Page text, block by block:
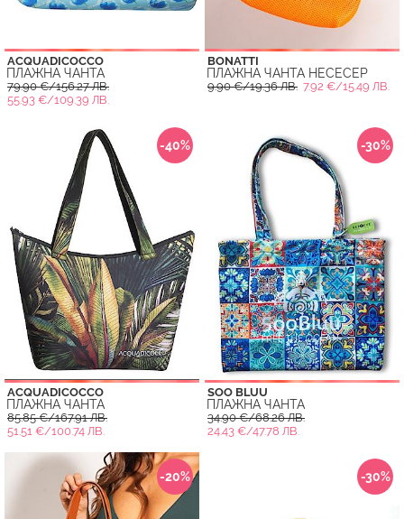
ACQUADICOCCO
ПЛАЖНА ЧАНТА
79.90 €/156.27 ЛВ.
55.93 €/109.39 ЛВ.
BONATTI
ПЛАЖНА ЧАНТА НЕСЕСЕР
9.90 €/19.36 ЛВ. 7.92 €/15.49 ЛВ.
-40%
ACQUADICOCCO
ПЛАЖНА ЧАНТА
85.85 €/167.91 ЛВ.
51.51 €/100.74 ЛВ.
-30%
SOO BLUU
ПЛАЖНА ЧАНТА
34.90 €/68.26 ЛВ.
24.43 €/47.78 ЛВ.
-20% -30%